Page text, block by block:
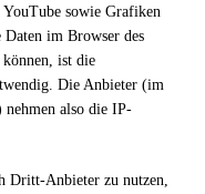
sowie Grafiken
im Browser des
ist die
Die Anbieter (im
nehmen also die IP-
Dritt-Anbieter zu nutzen,